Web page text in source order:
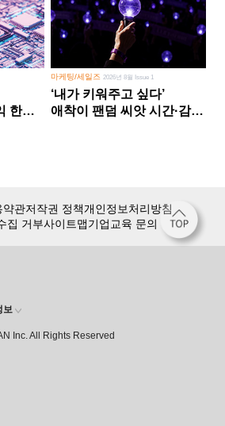
한계
마케팅/세일즈 2026년 8월 Issue 1
‘내가 키워주고 싶다’
애착이 팬덤 씨앗 시간·감정
를
약관저작권 정책개인정보처리방침
집 거부사이트맵기업교육 문의
보
Inc. All Rights Reserved